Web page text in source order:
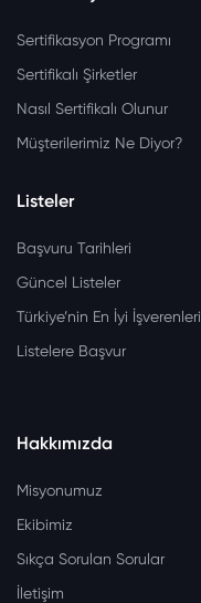
Sertifikasyon Programı
Sertifikalı Şirketler
Nasıl Sertifikalı Olunur
Müşterilerimiz Ne Diyor?
Listeler
Başvuru Tarihleri
Güncel Listeler
Türkiye’nin En İyi İşverenleri
Listelere Başvur
Hakkımızda
Misyonumuz
Ekibimiz
Sıkça Sorulan Sorular
İletişim